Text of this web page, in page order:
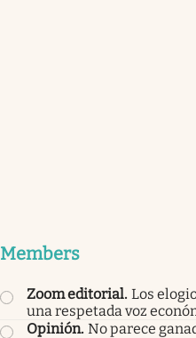
Members
Zoom editorial. Los
una respetada voz
Opinión. No parece